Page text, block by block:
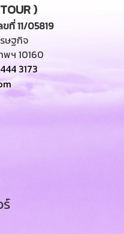
)
ที่ 11/05819
ษฐกิจ
พฯ 10160
3173